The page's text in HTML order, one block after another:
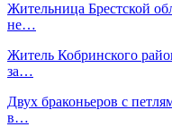
Жительница Брестской
не…
Житель Кобринского
за…
Двух браконьеров с
в…